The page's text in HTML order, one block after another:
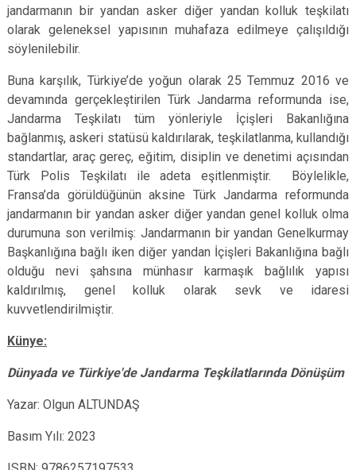
jandarmanın bir yandan asker diğer yandan kolluk teşkilatı
olarak geleneksel yapısının muhafaza edilmeye çalışıldığı
söylenilebilir.
Buna karşılık, Türkiye’de yoğun olarak 25 Temmuz 2016 ve
devamında gerçekleştirilen Türk Jandarma reformunda ise,
Jandarma Teşkilatı tüm yönleriyle İçişleri Bakanlığına
bağlanmış, askeri statüsü kaldırılarak, teşkilatlanma, kullandığı
standartlar, araç gereç, eğitim, disiplin ve denetimi açısından
Türk Polis Teşkilatı ile adeta eşitlenmiştir. Böylelikle,
Fransa’da görüldüğünün aksine Türk Jandarma reformunda
jandarmanın bir yandan asker diğer yandan genel kolluk olma
durumuna son verilmiş: Jandarmanın bir yandan Genelkurmay
Başkanlığına bağlı iken diğer yandan İçişleri Bakanlığına bağlı
olduğu nevi şahsına münhasır karmaşık bağlılık yapısı
kaldırılmış, genel kolluk olarak sevk ve idaresi
kuvvetlendirilmiştir.
Künye:
Dünyada ve Türkiye'de Jandarma Teşkilatlarında Dönüşüm
Yazar: Olgun ALTUNDAŞ
Basım Yılı: 2023